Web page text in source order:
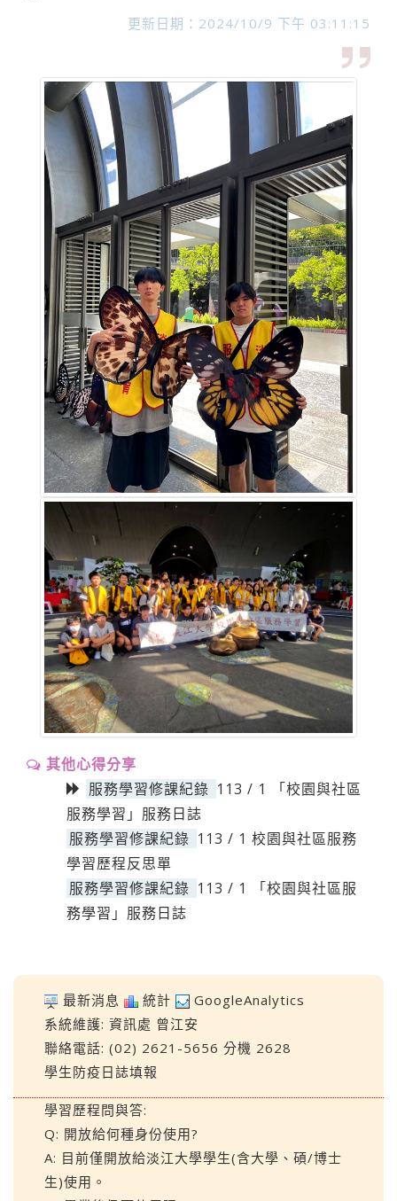
更新日期：2024/10/9 下午 03:11:15
其他心得分享
服務學習修課紀錄 113 / 1 「校園與社區
服務學習」服務日誌
服務學習修課紀錄 113 / 1 校園與社區服務
學習歷程反思單
服務學習修課紀錄 113 / 1 「校園與社區服
務學習」服務日誌
最新消息 統計
GoogleAnalytics
系統維護: 資訊處 曾江安
聯絡電話: (02) 2621-5656 分機 2628
學生防疫日誌填報
學習歷程問與答:
Q: 開放給何種身份使用?
A: 目前僅開放給淡江大學學生(含大學、碩/博士
生)使用。